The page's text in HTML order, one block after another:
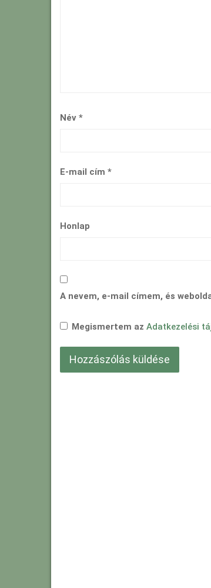
Név *
E-mail cím *
Honlap
A nevem, e-mail címem, és
Megismertem az Adatkezelési